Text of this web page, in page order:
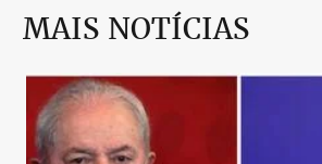
MAIS NOTÍCIAS